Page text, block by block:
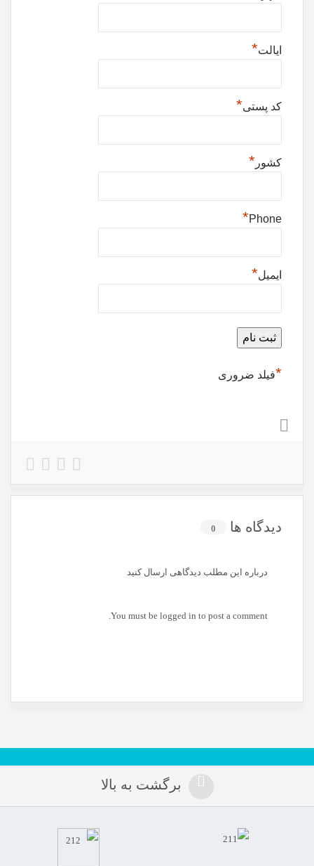
ایالت*
کد پستی*
کشور *
Phone
*
ایمیل*
*فیلد ضروری
دیدگاه ها 0
درباره این مطلب دیدگاهی ارسال کنید
You must be logged in to post a comment.
برگشت به بالا